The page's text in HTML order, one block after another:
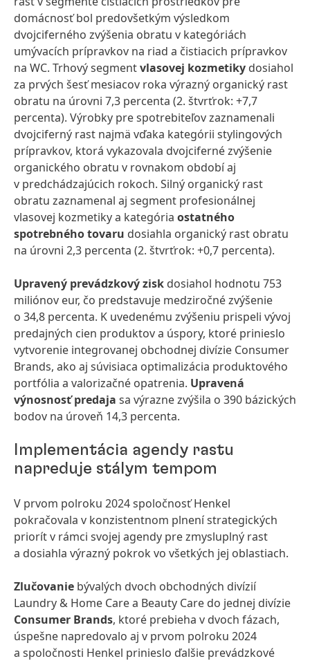
domácnosť bol predovšetkým výsledkom
dvojciferného zvýšenia obratu v kategóriách
umývacích prípravkov na riad a čistiacich prípravkov
na WC. Trhový segmentvlasovej kozmetiky dosiahol
za prvých šesť mesiacov roka výrazný organický rast
obratu na úrovni 7,3 percenta (2. štvrťrok: +7,7
percenta). Výrobky pre spotrebiteľov zaznamenali
dvojciferný rast najmä vďaka kategórii stylingových
prípravkov, ktorá vykazovala dvojciferné zvýšenie
organického obratu v rovnakom období aj
v predchádzajúcich rokoch. Silný organický rast
obratu zaznamenal aj segment profesionálnej
vlasovej kozmetiky a kategória ostatného
spotrebného tovaru dosiahla organický rast obratu
na úrovni 2,3 percenta (2. štvrťrok: +0,7 percenta).
Upravený prevádzkový zisk dosiahol hodnotu 753
miliónov eur, čo predstavuje medziročné zvýšenie
o 34,8 percenta. K uvedenému zvýšeniu prispeli vývoj
predajných cien produktov a úspory, ktoré prinieslo
vytvorenie integrovanej obchodnej divízie Consumer
Brands, ako aj súvisiaca optimalizácia produktového
portfólia a valorizačné opatrenia. Upravená
výnosnosť predaja sa výrazne zvýšila o 390 bázických
bodov na úroveň 14,3 percenta.
Implementácia agendy rastu
napreduje stálym tempom
V prvom polroku 2024 spoločnosť Henkel
pokračovala v konzistentnom plnení strategických
priorít v rámci svojej agendy pre zmysluplný rast
a dosiahla výrazný pokrok vo všetkých jej oblastiach.
Zlučovanie bývalých dvoch obchodných divízií
Laundry & Home Care a Beauty Care do jednej divízie
Consumer Brands, ktoré prebieha v dvoch fázach,
úspešne napredovalo aj v prvom polroku 2024
a spoločnosti Henkel prinieslo ďalšie prevádzkové